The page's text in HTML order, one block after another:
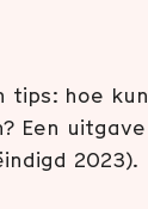
tips: hoe kun
Een uitgave
2023).